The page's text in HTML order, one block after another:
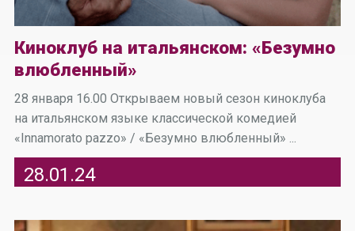
Киноклуб на итальянском: «Безумно
влюбленный»
28 января 16.00 Открываем новый сезон киноклуба
на итальянском языке классической комедией
«Innamorato pazzo» / «Безумно влюбленный» ...
28.01.24